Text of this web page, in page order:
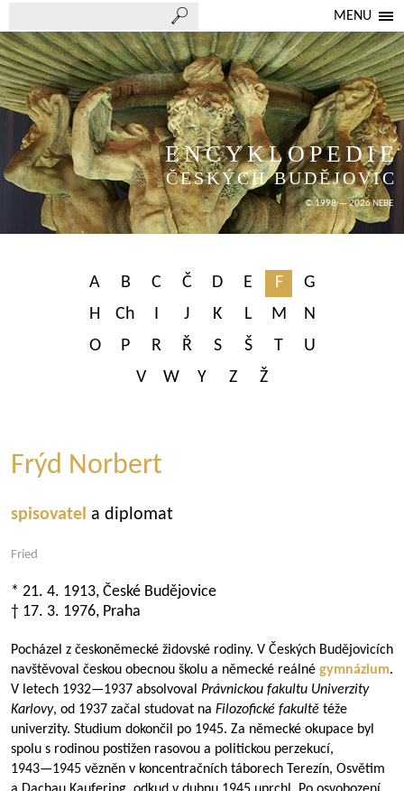
MENU
ENCYKLOPEDIE
ČESKÝCH BUDĚJOVIC
© 1998 — 2026 NEBE
A B C Č D E F
G
H
Ch I J K L M
N
O
P R Ř S Š T
U
V
W Y Z Ž
Frýd Norbert
spisovatel a diplomat
Fried
* 21. 4. 1913, České Budějovice
† 17. 3. 1976, Praha
Pocházel z českoněmecké židovské rodiny. V Českých Budějovicích
navštěvoval českou obecnou školu a německé reálné gymnázium.
V letech 1932—1937 absolvoval Právnickou fakultu Univerzity
Karlovy, od 1937 začal studovat na Filozofické fakultě téže
univerzity. Studium dokončil po 1945. Za německé okupace byl
spolu s rodinou postižen rasovou a politickou perzekucí,
1943—1945 vězněn v koncentračních táborech Terezín, Osvětim